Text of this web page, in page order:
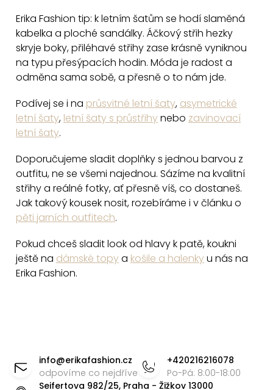
r
v
k
y
v
p
i
u
í
Erika Fashion tip: k letním šatům se hodí slaměná
kabelka a ploché sandálky. Áčkový střih hezky
skryje boky, přiléhavé střihy zase krásně vyniknou
na typu přesýpacích hodin. Móda je radost a
odměna sama sobě, a přesně o to nám jde.
Podívej se i na průsvitné letní šaty, asymetrické
letní šaty, letní šaty s průstřihynebo zavinovací
letní šaty.
Doporučujeme sladit doplňky s jednou barvou z
outfitu, ne se všemi najednou. Sázíme na kvalitní
střihy a reálné fotky, ať přesně víš, co dostaneš.
Jak takový kousek nosit, rozebíráme i v článku o
pěti jarních outfitech.
Pokud chceš sladit look od hlavy k patě, koukni
ještě na dámské topya košile a halenkyu nás na
Erika Fashion.
info@erikafashion.cz
odpovíme co nejdříve
+420216216078
Po-Pá: 8:00-18:00
Seifertova 982/25, Praha - Žižkov 13000